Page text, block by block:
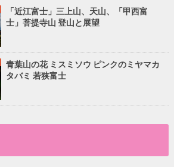
「近江富士」三上山、天山、「甲西富
士」菩提寺山 登山と展望
青葉山の花 ミスミソウ ピンクのミヤマカ
タバミ 若狭富士